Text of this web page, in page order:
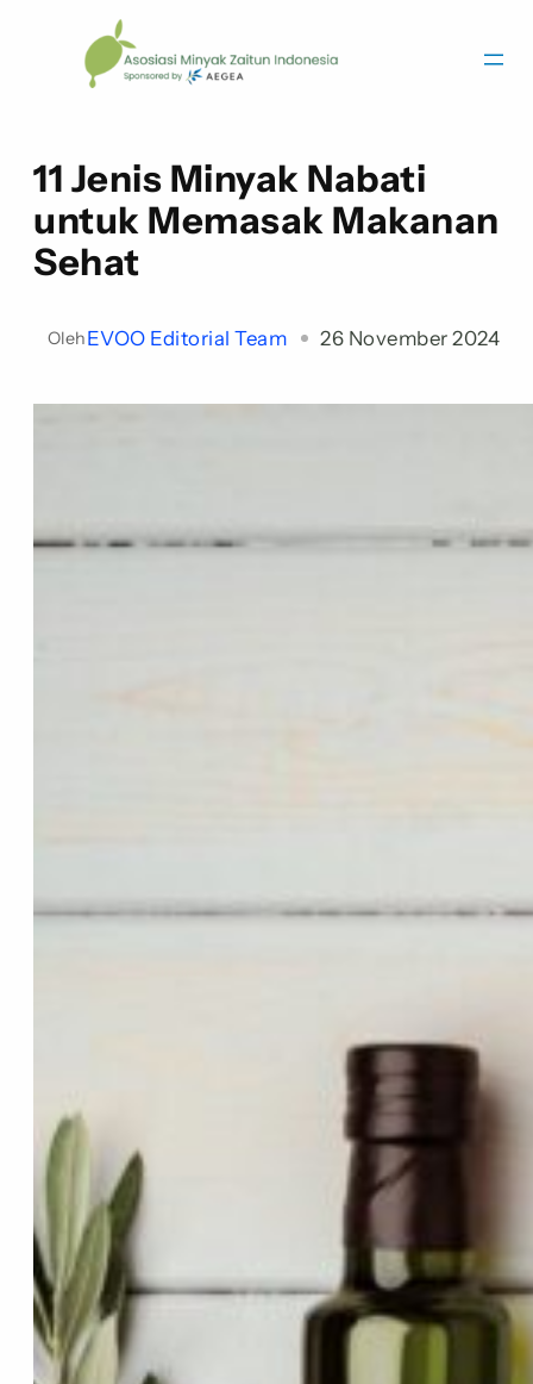
11 Jenis Minyak Nabati
untuk Memasak Makanan
Sehat
OlehEVOO Editorial Team 26 November 2024